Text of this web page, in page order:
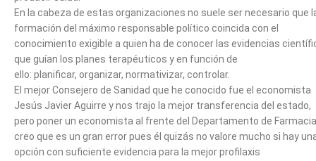
En la cabeza de estas organizaciones no suele ser necesario que
formación del máximo responsable político coincida con el
conocimiento exigible a quien ha de conocer las evidencias
que guían los planes terapéuticos y en función de
ello: planificar, organizar, normativizar, controlar.
El mejor Consejero de Sanidad que he conocido fue el economista
Jesús Javier Aguirre y nos trajo la mejor transferencia del estado,
pero poner un economista al frente del Departamento de Farmacia
creo que es un gran error pues él quizás no valore mucho si hay
opción con suficiente evidencia para la mejor profilaxis